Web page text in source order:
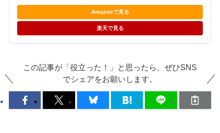
Amazonで見る
楽天で見る
この記事が「役立った！」と思ったら、ぜひSNS
でシェアをお願いします。